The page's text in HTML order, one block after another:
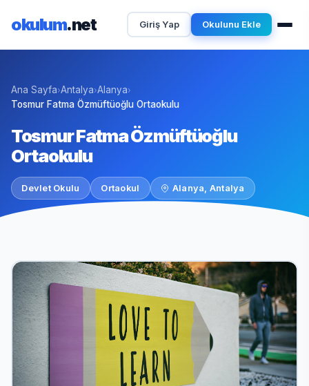
okulum.net Giriş Yap Okulunu Ekle
Ana Sayfa›Antalya›Alanya›
Tosmur Fatma Özmüftüoğlu Ortaokulu
Tosmur Fatma Özmüftüoğlu
Ortaokulu
Devlet Okulu Ortaokul Alanya, Antalya